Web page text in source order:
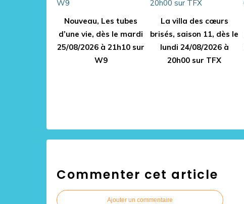
Nouveau, Les tubes
d’une vie, dès le mardi
25/08/2026 à 21h10 sur
W9
La villa des cœurs
brisés, saison 11, dès le
lundi 24/08/2026 à
20h00 sur TFX
Commenter cet article
Ajouter un commentaire